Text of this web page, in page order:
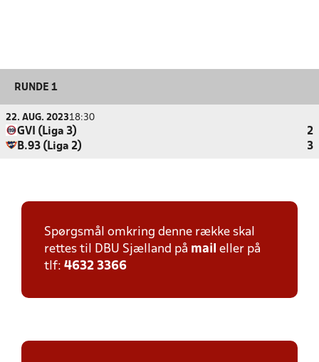
RUNDE 1
22. AUG. 202318:30
GVI (Liga 3)
2
B.93 (Liga 2)
3
Spørgsmål omkring denne række skal
rettes til DBU Sjælland på mail eller på
tlf: 4632 3366